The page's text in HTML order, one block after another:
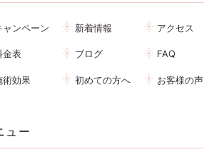
ャンペーン 新着情報 アクセス
金表 ブログ FAQ
術効果 初めての方へ お客様の声
ュー